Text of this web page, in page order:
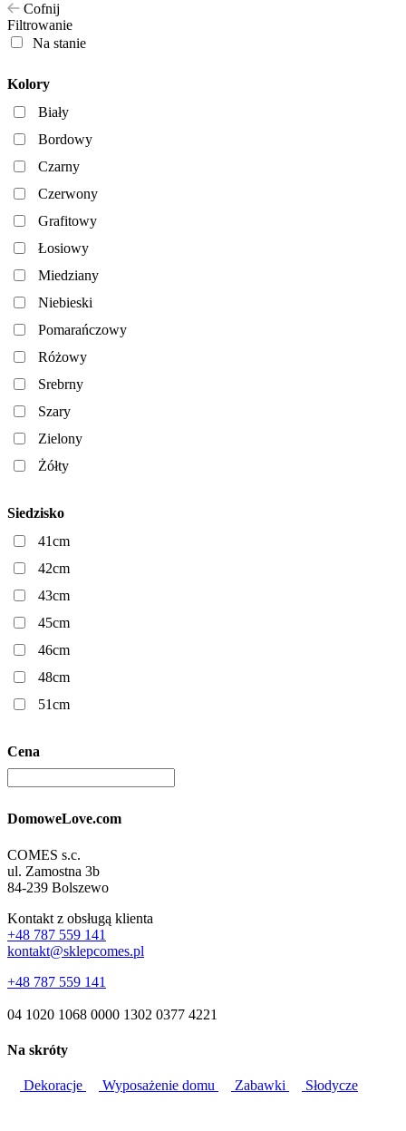
Cofnij
Filtrowanie
Na stanie
Kolory
Biały
Bordowy
Czarny
Czerwony
Grafitowy
Łosiowy
Miedziany
Niebieski
Pomarańczowy
Różowy
Srebrny
Szary
Zielony
Żółty
Siedzisko
41cm
42cm
43cm
45cm
46cm
48cm
51cm
Cena
DomoweLove.com
COMES s.c.
ul. Zamostna 3b
84-239 Bolszewo
Kontakt z obsługą klienta
+48 787 559 141
kontakt@sklepcomes.pl
+48 787 559 141
04 1020 1068 0000 1302 0377 4221
Na skróty
Dekoracje Wyposażenie domu Zabawki Słodycze